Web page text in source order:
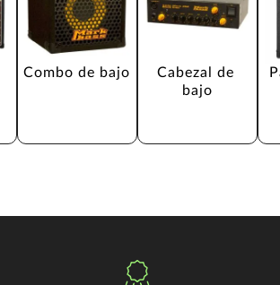
Combo de bajo
Cabezal de
bajo